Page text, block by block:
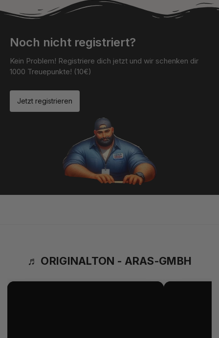
Noch nicht registriert?
Kein Problem! Registriere dich jetzt und wir schenken dir
1000 Treuepunkte! (10€)
Jetzt registrieren
♬ ORIGINALTON - ARAS-GMBH